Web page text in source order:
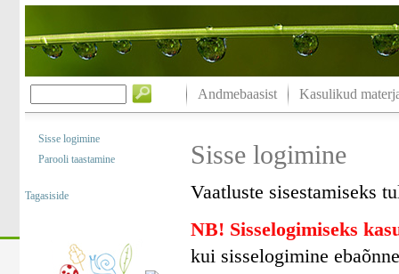
Andmebaasist Kasulikud
Sisse logimine
Parooli taastamine
Tagasiside
Sisse logimine
Vaatluste sisestamiseks
NB! Sisselogimiseks
kui sisselogimine